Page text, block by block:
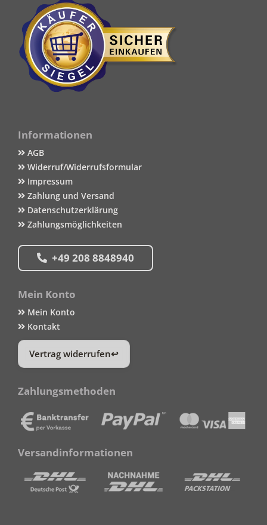
Informationen
AGB
Widerruf/Widerrufsformular
Impressum
Zahlung und Versand
Datenschutzerklärung
Zahlungsmöglichkeiten
+49 208 8848940
Mein Konto
Mein Konto
Kontakt
Vertrag widerrufen
Zahlungsmethoden
Versandinformationen